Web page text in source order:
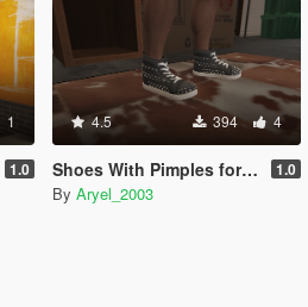
1
1.0
4.5 394 4
Shoes With Pimples for Franklin 1.0
By Aryel_2003